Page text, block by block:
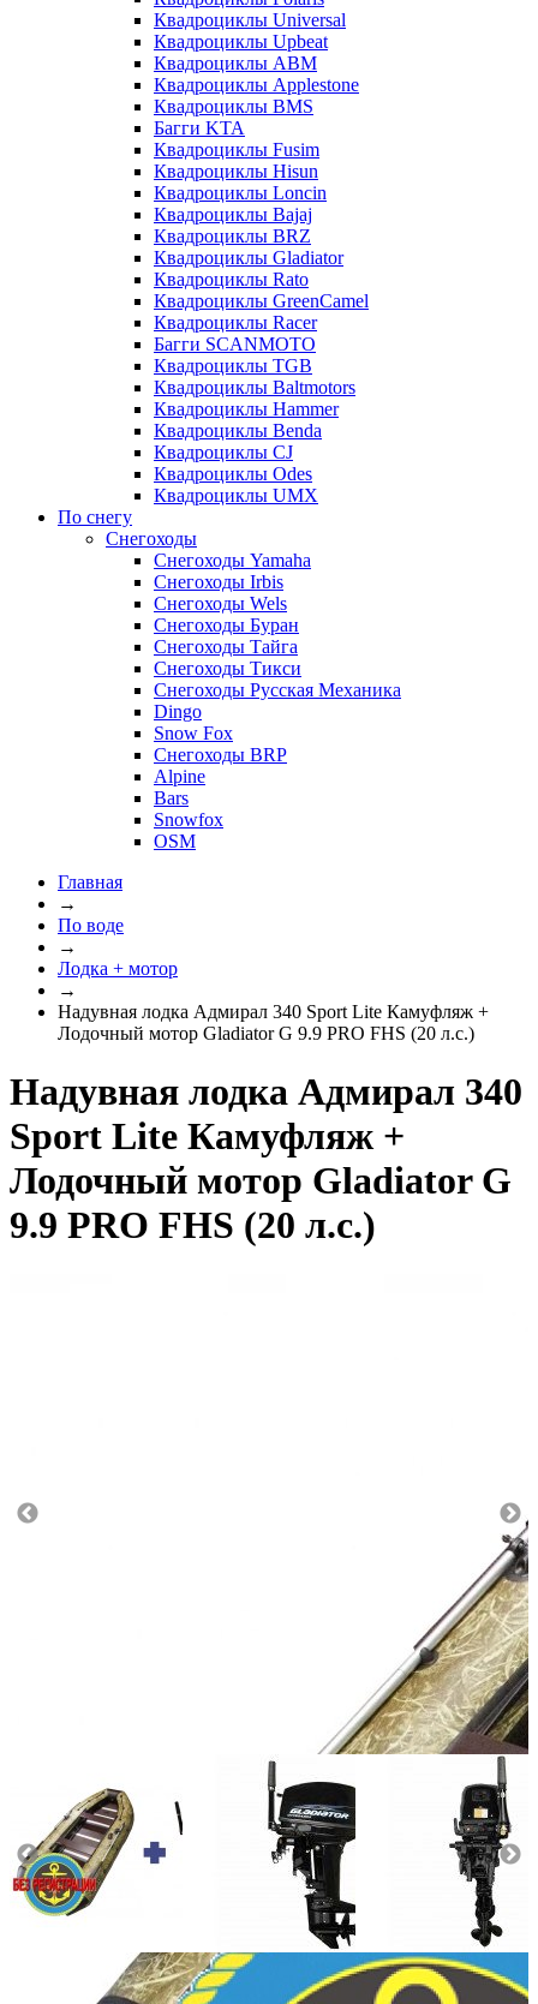
Квадроциклы Universal
Квадроциклы Upbeat
Квадроциклы ABM
Квадроциклы Applestone
Квадроциклы BMS
Багги KTA
Квадроциклы Fusim
Квадроциклы Hisun
Квадроциклы Loncin
Квадроциклы Bajaj
Квадроциклы BRZ
Квадроциклы Gladiator
Квадроциклы Rato
Квадроциклы GreenCamel
Квадроциклы Racer
Багги SCANMOTO
Квадроциклы TGB
Квадроциклы Baltmotors
Квадроциклы Hammer
Квадроциклы Benda
Квадроциклы CJ
Квадроциклы Odes
Квадроциклы UMX
По снегу
Снегоходы
Снегоходы Yamaha
Снегоходы Irbis
Снегоходы Wels
Снегоходы Буран
Снегоходы Тайга
Снегоходы Тикси
Снегоходы Русская Механика
Dingo
Snow Fox
Снегоходы BRP
Alpine
Bars
Snowfox
OSM
Главная
→
По воде
→
Лодка + мотор
→
Надувная лодка Адмирал 340 Sport Lite Камуфляж +
Лодочный мотор Gladiator G 9.9 PRO FHS (20 л.с.)
Надувная лодка Адмирал 340
Sport Lite Камуфляж +
Лодочный мотор Gladiator G
9.9 PRO FHS (20 л.с.)
Количество мест:5